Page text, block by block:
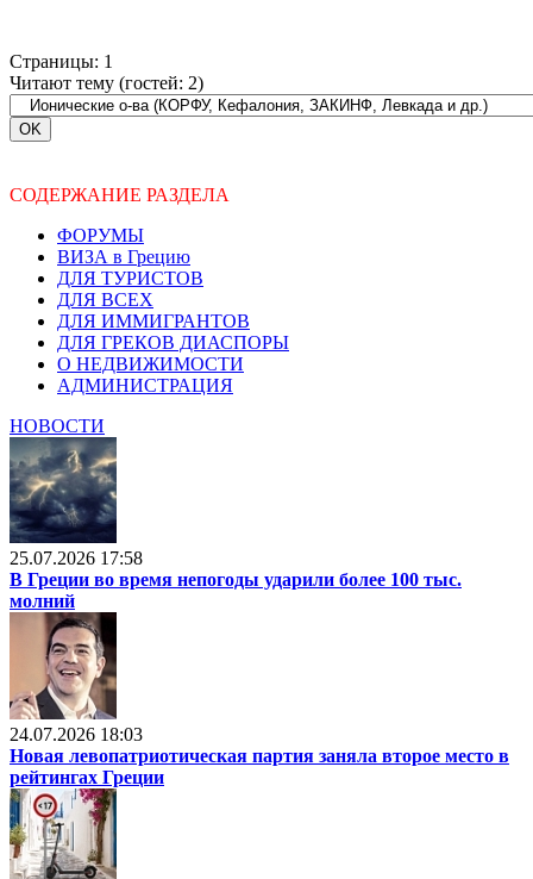
Страницы: 1
Читают тему (гостей: 2)
СОДЕРЖАНИЕ РАЗДЕЛА
ФОРУМЫ
ВИЗА в Грецию
ДЛЯ ТУРИСТОВ
ДЛЯ ВСЕХ
ДЛЯ ИММИГРАНТОВ
ДЛЯ ГРЕКОВ ДИАСПОРЫ
О НЕДВИЖИМОСТИ
АДМИНИСТРАЦИЯ
НОВОСТИ
25.07.2026 17:58
В Греции во время непогоды ударили более 100 тыс.
молний
24.07.2026 18:03
Новая левопатриотическая партия заняла второе место в
рейтингах Греции